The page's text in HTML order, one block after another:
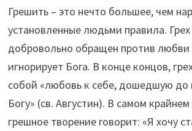
Грешить – это нечто большее, чем
установленные людьми правила.
добровольно обращен против
игнорирует Бога. В конце концов,
собой «любовь к себе, дошедшую до
Богу» (св. Августин). В самом крайнем
грешное творение говорит: «Я хочу